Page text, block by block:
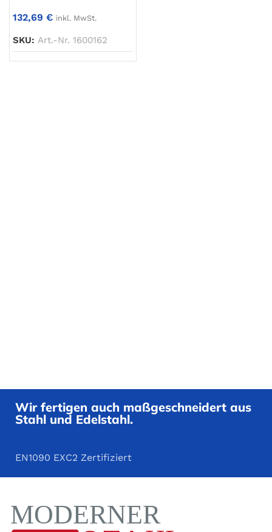
132,69 € inkl. MwSt.
SKU: Art.-Nr. 1600162
Wir fertigen auch maßgeschneidert aus
Stahl und Edelstahl.
EN1090 EXC2 Zertifiziert